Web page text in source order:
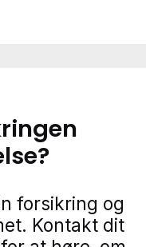
forsikring og
Kontakt dit